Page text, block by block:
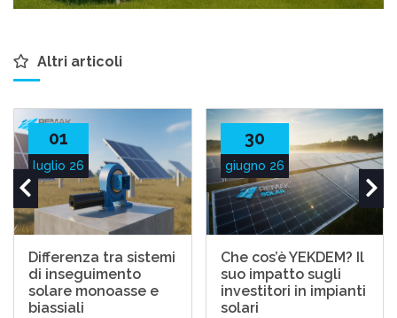
Altri articoli
01
luglio 26
Differenza tra sistemi
di inseguimento
solare monoasse e
biassiali
30
giugno 26
Che cos’è YEKDEM? Il
suo impatto sugli
investitori in impianti
solari